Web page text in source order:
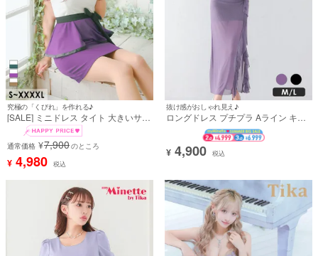
究極の「くびれ」を作れる♪
[SALE] ミニドレス タイト 大きいサイ
ズ レース 大人 ノースリーブ ローズ刺
繍 ストレッチ ペプラム ウエストリボ
ン バイカラー 白 グリーン XL XXL 4L
5L 6L キャバドレス (重川茉弥着用)
[tk-md251010-hb]
通常価格 ¥7,900のところ
¥ 4,980 税込
抜け感がおしゃれ見え♪
ロングドレス プチプラ Aライン キャ
ミソール ストレッチ シースルー シン
プル ラウンジ 大人 背中魅せ 黒 安い
キャバドレス (波北かほ着用) [th-
ld9299a]
¥ 4,900 税込